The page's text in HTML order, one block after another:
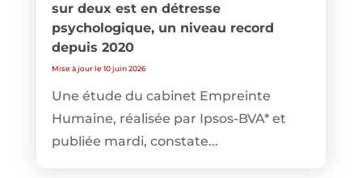
sur deux est en détresse
psychologique, un niveau record
depuis 2020
Mise à jour le 10 juin 2026
Une étude du cabinet Empreinte
Humaine, réalisée par Ipsos-BVA* et
publiée mardi, constate...